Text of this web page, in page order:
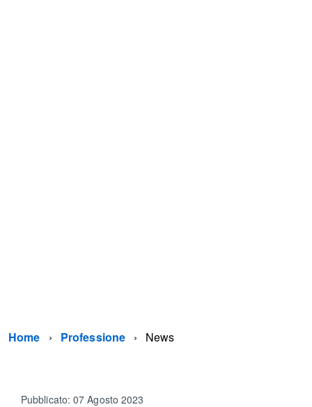
Home Professione News
Pubblicato: 07 Agosto 2023